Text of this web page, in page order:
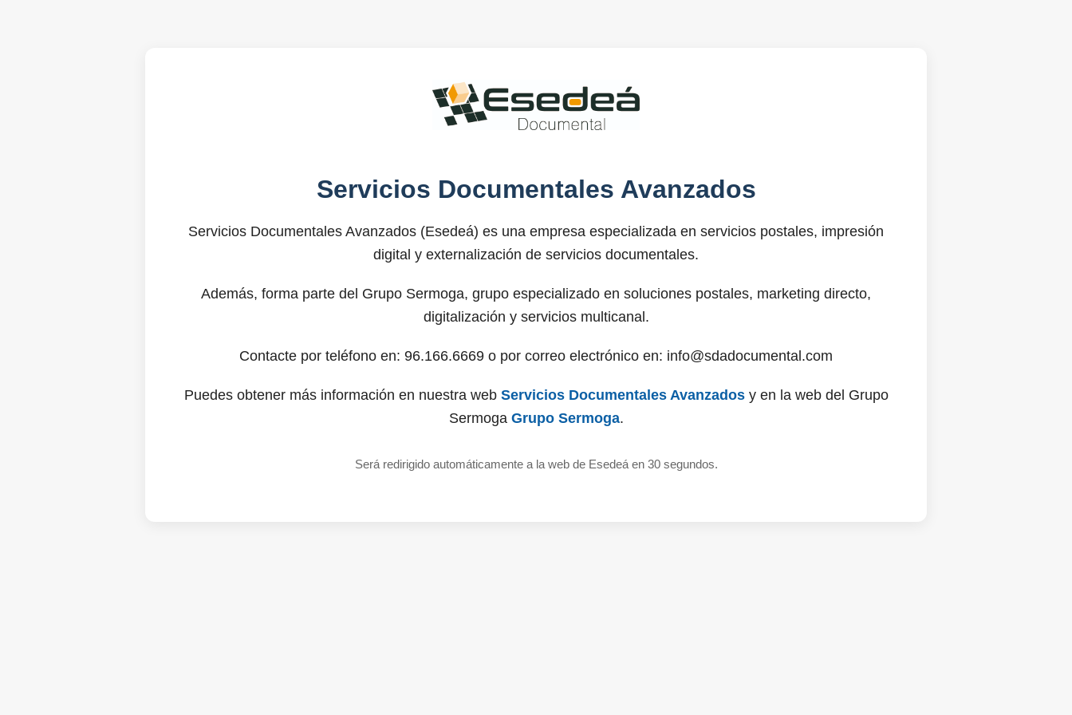
Servicios Documentales Avanzados
Servicios Documentales Avanzados (Esedeá) es una empresa especializada en servicios postales, impresión
digital y externalización de servicios documentales.
Además, forma parte del Grupo Sermoga, grupo especializado en soluciones postales, marketing directo,
digitalización y servicios multicanal.
Contacte por teléfono en: 96.166.6669 o por correo electrónico en: info@sdadocumental.com
Puedes obtener más información en nuestra web Servicios Documentales Avanzadosy en la web del Grupo
Sermoga Grupo Sermoga.
Será redirigido automáticamente a la web de Esedeá en 30 segundos.